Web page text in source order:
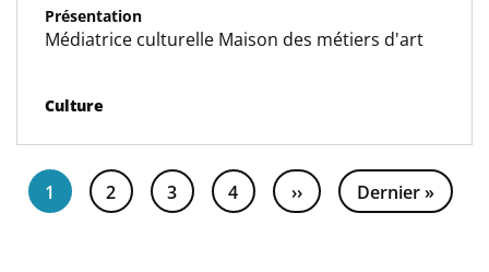
Présentation
Médiatrice culturelle Maison des métiers d'art
Catégorie(s)
Culture
Pagination
Page
courante
1 Page
2 Page
3 Page
4
Page
suivante
››
Dernière
page
Dernier »